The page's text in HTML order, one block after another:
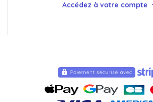
Accédez à votre compte